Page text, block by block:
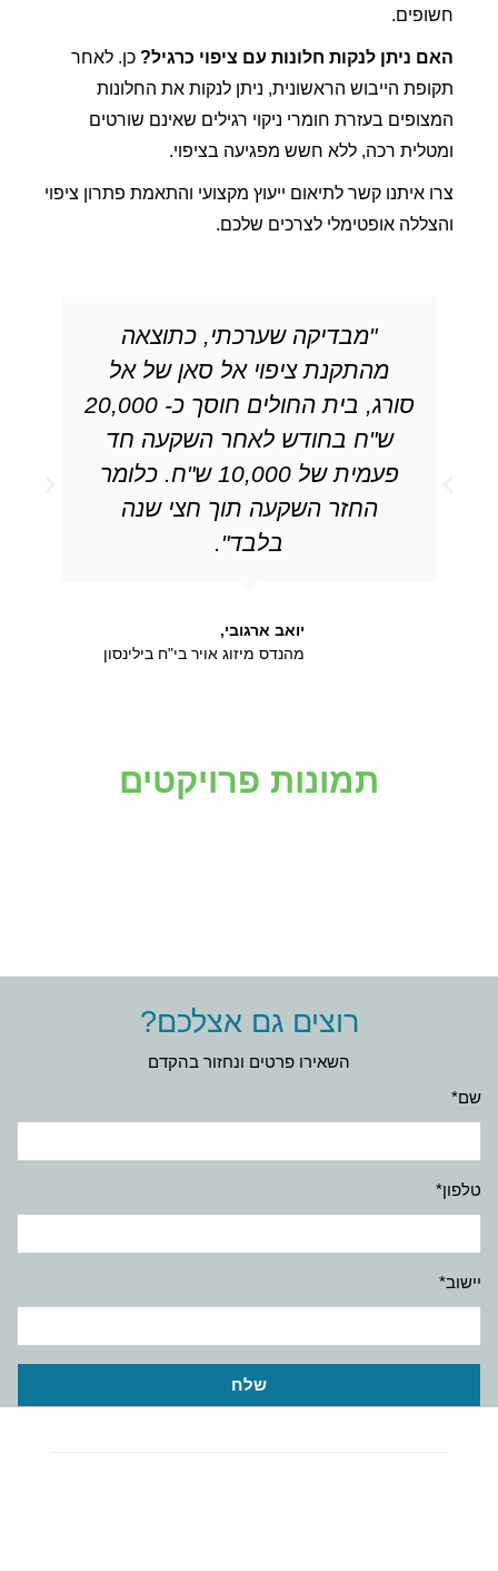
חשופים.
האם ניתן לנקות חלונות עם ציפוי כרגיל?כן. לאחר
תקופת הייבוש הראשונית, ניתן לנקות את החלונות
המצופים בעזרת חומרי ניקוי רגילים שאינם שורטים
ומטלית רכה, ללא חשש מפגיעה בציפוי.
צרו איתנו קשר לתיאום ייעוץ מקצועי והתאמת פתרון ציפוי
והצללה אופטימלי לצרכים שלכם.
"מבדיקה שערכתי, כתוצאה
מהתקנת ציפוי אל סאן של אל
סורג, בית החולים חוסך כ- 20,000
ש"ח בחודש לאחר השקעה חד
פעמית של 10,000 ש"ח. כלומר
החזר השקעה תוך חצי שנה
בלבד".
יואב ארגובי,
מהנדס מיזוג אויר בי"ח בילינסון
תמונות פרויקטים
רוצים גם אצלכם?
השאירו פרטים ונחזור בהקדם
שם*
טלפון*
יישוב*